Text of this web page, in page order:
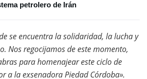
petrolero de Irán
se encuentra la solidaridad, la lucha y
Nos regocijamos de este momento,
para homenajear este ciclo de
a la exsenadora Piedad Córdoba».